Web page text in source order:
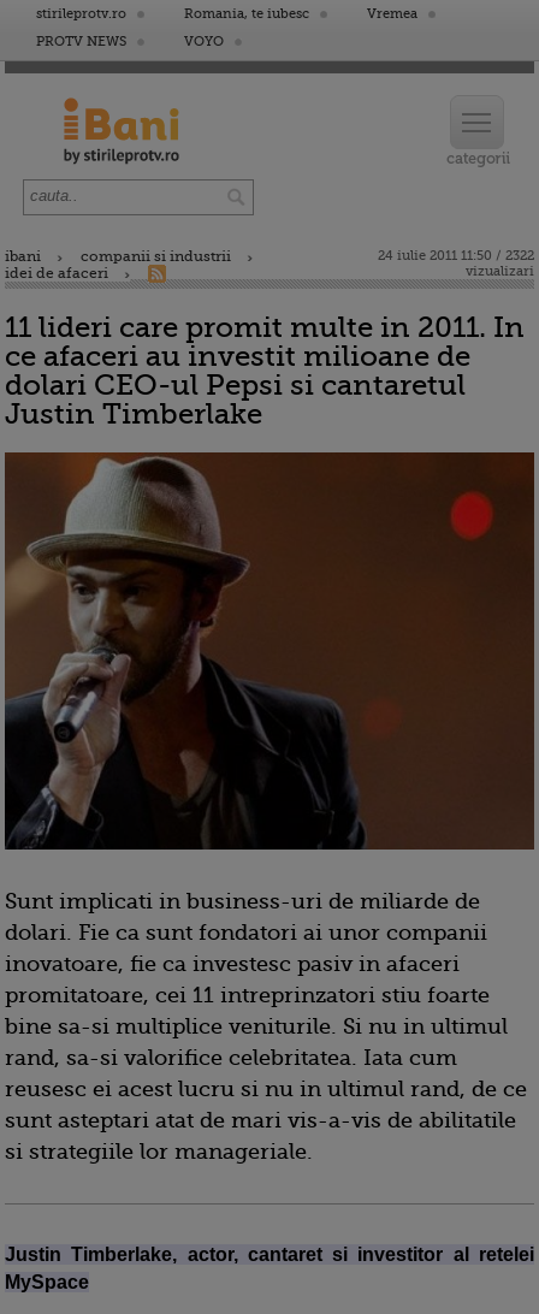
stirileprotv.ro Romania, te iubesc
Vremea
PROTV NEWS
VOYO
ibani
companii si industrii
idei de afaceri
24 iulie 2011 11:50 / 2322
vizualizari
11 lideri care promit multe in 2011. In
ce afaceri au investit milioane de
dolari CEO-ul Pepsi si cantaretul
Justin Timberlake
Sunt implicati in business-uri de miliarde de
dolari. Fie ca sunt fondatori ai unor companii
inovatoare, fie ca investesc pasiv in afaceri
promitatoare, cei 11 intreprinzatori stiu foarte
bine sa-si multiplice veniturile. Si nu in ultimul
rand, sa-si valorifice celebritatea. Iata cum
reusesc ei acest lucru si nu in ultimul rand, de ce
sunt asteptari atat de mari vis-a-vis de abilitatile
si strategiile lor manageriale.
Justin Timberlake, actor, cantaret si investitor al retelei
MySpace